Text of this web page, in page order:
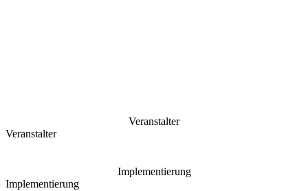
Veranstalter
Veranstalter
Implementierung
Implementierung